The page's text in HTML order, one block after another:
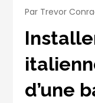
Par Trevor
d’une